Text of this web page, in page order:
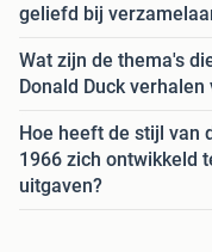
geliefd bij
Wat zijn de thema's
Donald Duck verhalen
Hoe heeft de stijl van
1966 zich ontwikkeld
uitgaven?